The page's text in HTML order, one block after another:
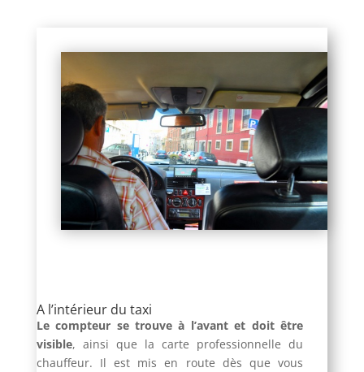
A l’intérieur du taxi
Le compteur se trouve à l’avant et doit être
visible, ainsi que la carte professionnelle du
chauffeur. Il est mis en route dès que vous